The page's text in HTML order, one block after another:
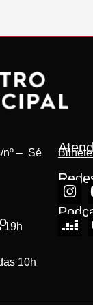
nº – Sé
19h
10h